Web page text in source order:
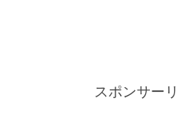
スポンサー